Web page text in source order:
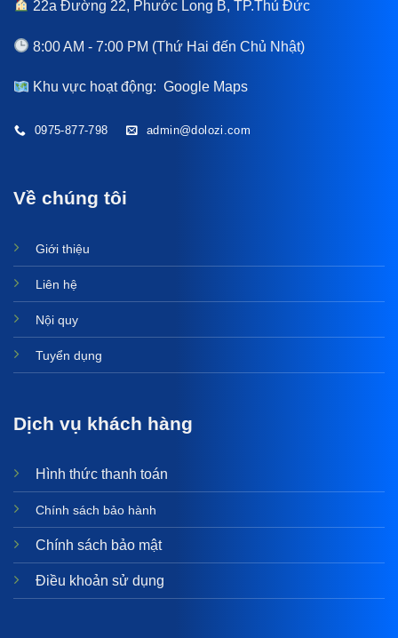
22a Đường 22, Phước Long B, TP.Thủ Đức
8:00 AM - 7:00 PM (Thứ Hai đến Chủ Nhật)
Khu vực hoạt động:Google Maps
0975-877-798 admin@dolozi.com
Về chúng tôi
Giới thiệu
Liên hệ
Nội quy
Tuyển dụng
Dịch vụ khách hàng
Hình thức thanh toán
Chính sách bảo hành
Chính sách bảo mật
Điều khoản sử dụng